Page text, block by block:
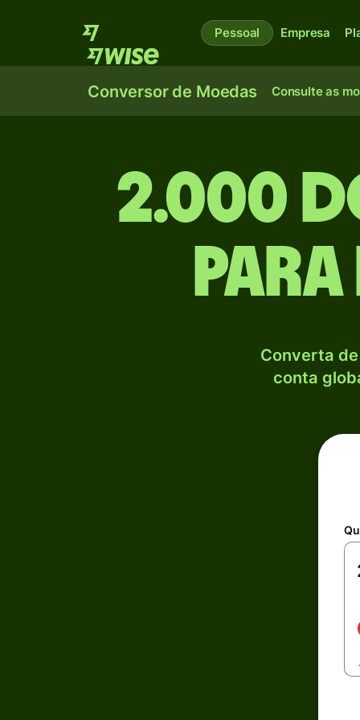
Pessoal Empresa
Conversor de Moedas Consulte as
2.000
Converta
conta